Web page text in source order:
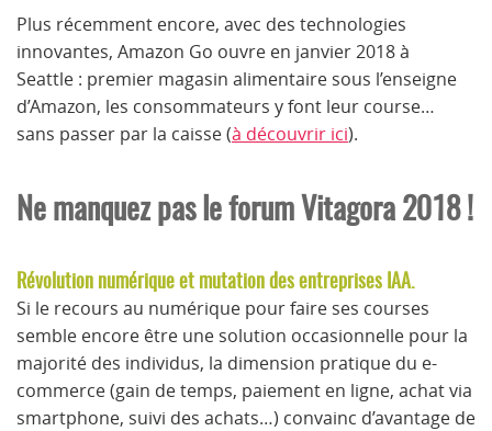
Plus récemment encore, avec des technologies
innovantes, Amazon Go ouvre en janvier 2018 à
Seattle : premier magasin alimentaire sous l’enseigne
d’Amazon, les consommateurs y font leur course…
sans passer par la caisse (à découvrir ici).
Ne manquez pas le forum Vitagora 2018 !
Révolution numérique et mutation des entreprises IAA.
Si le recours au numérique pour faire ses courses
semble encore être une solution occasionnelle pour la
majorité des individus, la dimension pratique du e-
commerce (gain de temps, paiement en ligne, achat via
smartphone, suivi des achats…) convainc d’avantage de